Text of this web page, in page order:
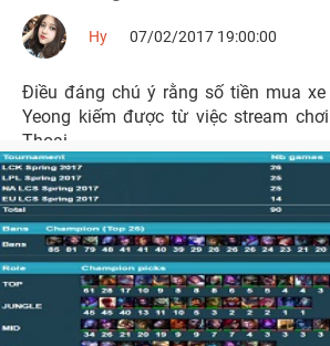
Hy 07/02/2017 19:00:00
Điều đáng chú ý rằng số tiền mua
Yeong kiếm được từ việc stream chơi
Thoại.